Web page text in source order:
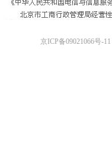
京ICP备09021066号-11